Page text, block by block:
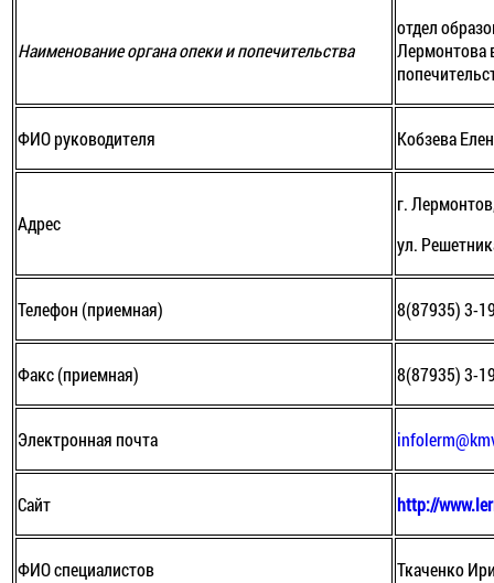
Наименование органа опеки и попечительства
отдел
Лермонтова
ФИО руководителя Кобзева
Адрес
г.
ул.
Телефон (приемная) 8(87935) 3-
Факс (приемная) 8(87935) 3-
Электронная почта
Сайт http://
ФИО специалистов Ткаченко